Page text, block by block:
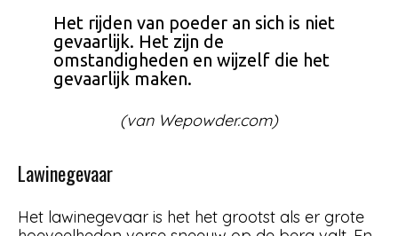
Het rijden van poeder an sich is niet
gevaarlijk. Het zijn de
omstandigheden en wijzelf die het
gevaarlijk maken.
(van Wepowder.com)
Lawinegevaar
Het lawinegevaar is het het grootst als er grote